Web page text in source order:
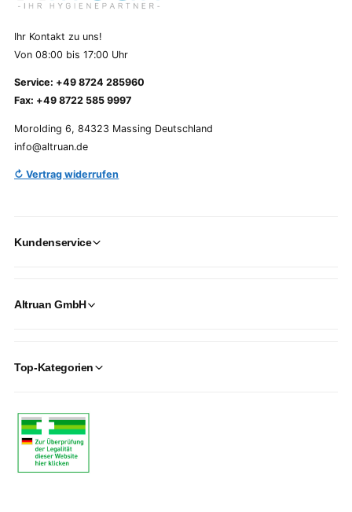
Ihr Kontakt zu uns!
Von 08:00 bis 17:00 Uhr
Service: +49 8724 285960
Fax: +49 8722 585 9997
Morolding 6, 84323 Massing Deutschland
info@altruan.de
↻ Vertrag widerrufen
Kundenservice
Altruan GmbH
Top-Kategorien